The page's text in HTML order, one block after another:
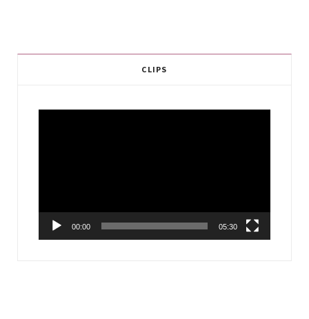
CLIPS
00:00 05:30